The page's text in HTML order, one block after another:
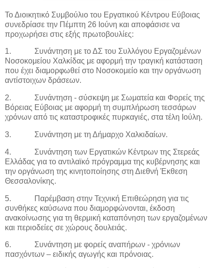
Το Διοικητικό Συμβούλιο του Εργατικού Κέντρου Εύβοιας
συνεδρίασε την Πέμπτη 26 Ιούνη και αποφάσισε να
προχωρήσει στις εξής πρωτοβουλίες:
1.
Συνάντηση με το ΔΣ του Συλλόγου Εργαζομένων
Νοσοκομείου Χαλκίδας με αφορμή την τραγική κατάσταση
που έχει διαμορφωθεί στο Νοσοκομείο και την οργάνωση
αντίστοιχων δράσεων.
2.
Συνάντηση - σύσκεψη με Σωματεία και Φορείς της
Βόρειας Εύβοιας με αφορμή τη συμπλήρωση τεσσάρων
χρόνων από τις καταστροφικές πυρκαγιές, στα τέλη Ιούλη.
3. Συνάντηση με τη Δήμαρχο Χαλκιδαίων.
4.
Συνάντηση των Εργατικών Κέντρων της Στερεάς
Ελλάδας για το αντιλαϊκό πρόγραμμα της κυβέρνησης και
την οργάνωση της κινητοποίησης στη Διεθνή Έκθεση
Θεσσαλονίκης.
5.
Παρέμβαση στην Τεχνική Επιθεώρηση για τις
συνθήκες καύσωνα που διαμορφώνονται, έκδοση
ανακοίνωσης για τη θερμική καταπόνηση των εργαζομένων
και περιοδείες σε χώρους δουλειάς.
6.
Συνάντηση με φορείς αναπήρων - χρόνιων
πασχόντων – ειδικής αγωγής και πρόνοιας.